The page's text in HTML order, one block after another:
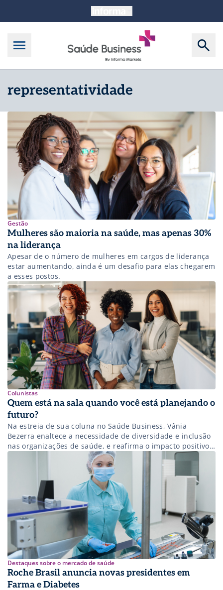
representatividade
Gestão
Mulheres são maioria na saúde, mas apenas 30%
na liderança
Apesar de o número de mulheres em cargos de liderança
estar aumentando, ainda é um desafio para elas chegarem
a esses postos.
Colunistas
Quem está na sala quando você está planejando o
futuro?
Na estreia de sua coluna no Saúde Business, Vânia
Bezerra enaltece a necessidade de diversidade e inclusão
nas organizações de saúde, e reafirma o impacto positivo
na inovação, competitividade e transformação social.
Destaques sobre o mercado de saúde
Roche Brasil anuncia novas presidentes em
Farma e Diabetes